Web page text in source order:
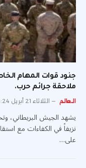
جنود قوات المهام
ملاحقة جرائم حرب.
العالم الثلاثاء 21 أبريل 5:24 م
نزيفاً في الكفاءات مع
على…